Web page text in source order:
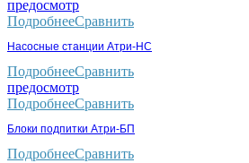
предосмотр
ПодробнееСравнить
Насосные станции Атри-НС
ПодробнееСравнить
предосмотр
ПодробнееСравнить
Блоки подпитки Атри-БП
ПодробнееСравнить